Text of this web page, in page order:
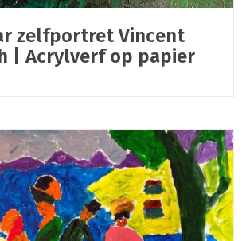
zelfportret Vincent
| Acrylverf op papier